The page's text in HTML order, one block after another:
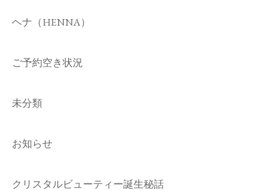
ヘナ（HENNA）
ご予約空き状況
未分類
お知らせ
クリスタルビューティー誕生秘話